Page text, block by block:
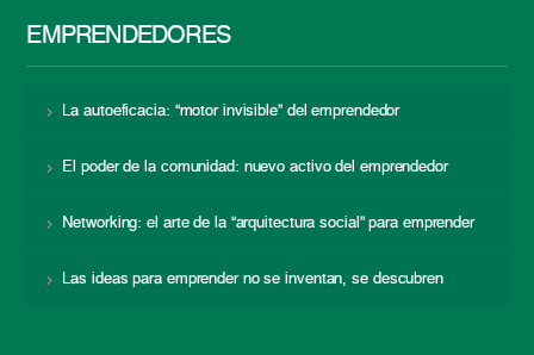
EMPRENDEDORES
La autoeficacia: “motor invisible” del emprendedor
El poder de la comunidad: nuevo activo del emprendedor
Networking: el arte de la “arquitectura social” para emprender
Las ideas para emprender no se inventan, se descubren